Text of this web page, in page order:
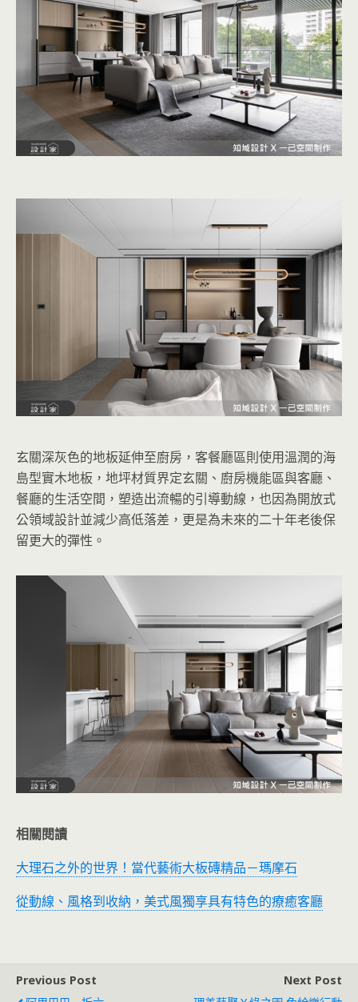
玄關深灰色的地板延伸至廚房，客餐廳區則使用溫潤的海
島型實木地板，地坪材質界定玄關、廚房機能區與客廳、
餐廳的生活空間，塑造出流暢的引導動線，也因為開放式
公領域設計並減少高低落差，更是為未來的二十年老後保
留更大的彈性。
相關閱讀
大理石之外的世界！當代藝術大板磚精品－瑪摩石
從動線、風格到收納，美式風獨享具有特色的療癒客廳
Previous Post
Next Post